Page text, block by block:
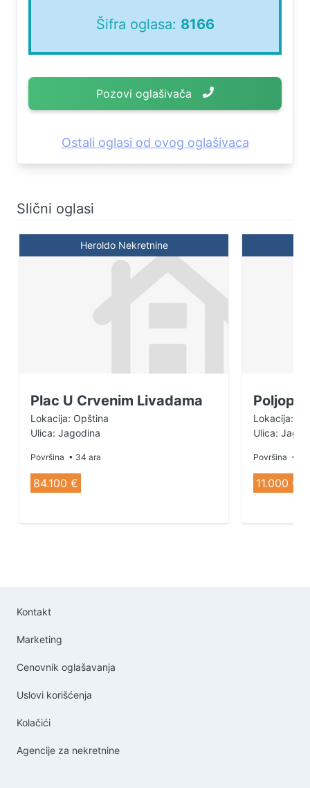
Šifra oglasa: 8166
Pozovi oglašivača
Ostali oglasi od ovog oglašivaca
Slični oglasi
Heroldo Nekretnine
Plac U Crvenim Livadama
Lokacija: Opština
Ulica: Jagodina
Površina • 34 ara
84.100 €
Lokacija:
Ulica:
Površina •
11.000 €
Kontakt
Marketing
Cenovnik oglašavanja
Uslovi korišćenja
Kolačići
Agencije za nekretnine